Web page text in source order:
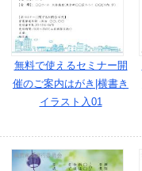
無料で使えるセミナー開
催のご案内はがき|横書き
イラスト入01